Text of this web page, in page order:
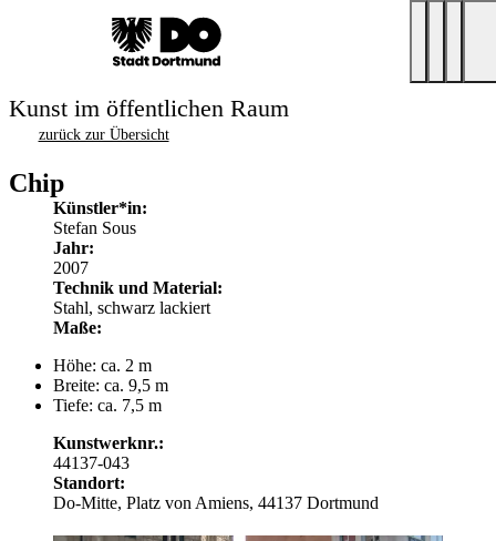
Kunst im öffentlichen Raum
zurück zur Übersicht
Chip
Künstler*in:
Stefan Sous
Jahr:
2007
Technik und Material:
Stahl, schwarz lackiert
Maße:
Höhe: ca. 2 m
Breite: ca. 9,5 m
Tiefe: ca. 7,5 m
Kunstwerknr.:
44137-043
Standort:
Do-Mitte, Platz von Amiens, 44137 Dortmund